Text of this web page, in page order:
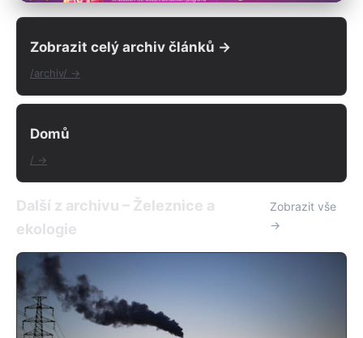
Zobrazit celý archiv článků →
/archiv/ →
Domů
/ →
Další z archivu – Železnice a
ekologie
Zobrazit vše
→